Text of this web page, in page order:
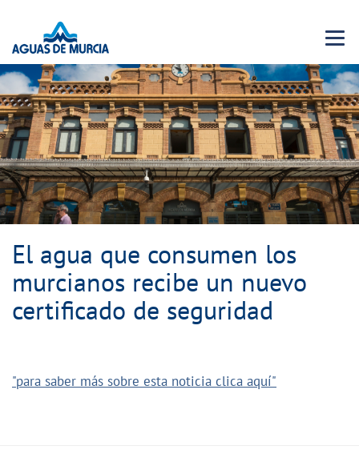
Menu
El agua que consumen los
murcianos recibe un nuevo
certificado de seguridad
"para saber más sobre esta noticia clica aquí"